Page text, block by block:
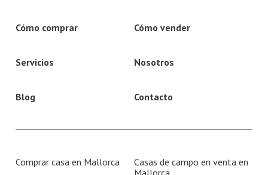
Cómo comprar Cómo vender
Servicios Nosotros
Blog Contacto
Comprar casa en Mallorca
Casas de campo en venta en
Mallorca